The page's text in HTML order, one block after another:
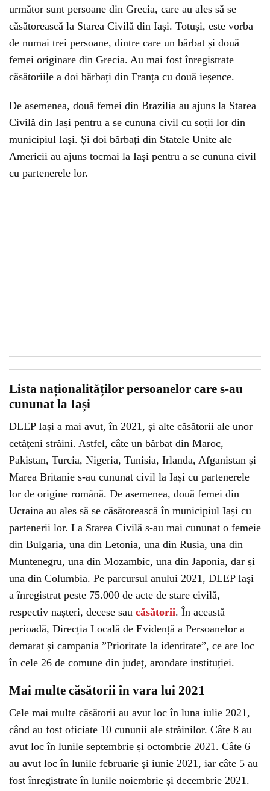
următor sunt persoane din Grecia, care au ales să se
căsătorească la Starea Civilă din Iași. Totuși, este vorba
de numai trei persoane, dintre care un bărbat și două
femei originare din Grecia. Au mai fost înregistrate
căsătoriile a doi bărbați din Franța cu două ieșence.
De asemenea, două femei din Brazilia au ajuns la Starea
Civilă din Iași pentru a se cununa civil cu soții lor din
municipiul Iași. Și doi bărbați din Statele Unite ale
Americii au ajuns tocmai la Iași pentru a se cununa civil
cu partenerele lor.
Lista naționalităților persoanelor care s-au
cununat la Iași
DLEP Iași a mai avut, în 2021, și alte căsătorii ale unor
cetățeni străini. Astfel, câte un bărbat din Maroc,
Pakistan, Turcia, Nigeria, Tunisia, Irlanda, Afganistan și
Marea Britanie s-au cununat civil la Iași cu partenerele
lor de origine română. De asemenea, două femei din
Ucraina au ales să se căsătorească în municipiul Iași cu
partenerii lor. La Starea Civilă s-au mai cununat o femeie
din Bulgaria, una din Letonia, una din Rusia, una din
Muntenegru, una din Mozambic, una din Japonia, dar și
una din Columbia. Pe parcursul anului 2021, DLEP Iași
a înregistrat peste 75.000 de acte de stare civilă,
respectiv nașteri, decese sau căsătorii. În această
perioadă, Direcția Locală de Evidență a Persoanelor a
demarat și campania ”Prioritate la identitate”, ce are loc
în cele 26 de comune din județ, arondate instituției.
Mai multe căsătorii în vara lui 2021
Cele mai multe căsătorii au avut loc în luna iulie 2021,
când au fost oficiate 10 cununii ale străinilor. Câte 8 au
avut loc în lunile septembrie și octombrie 2021. Câte 6
au avut loc în lunile februarie și iunie 2021, iar câte 5 au
fost înregistrate în lunile noiembrie și decembrie 2021.